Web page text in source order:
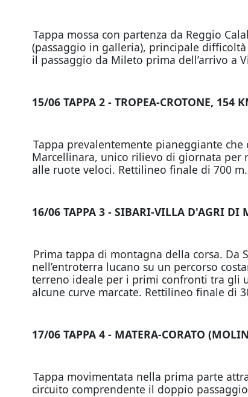
Tappa mossa con partenza da Reggio
(passaggio in galleria), principale
il passaggio da Mileto prima dell’arrivo a
15/06 TAPPA 2 - TROPEA-CROTONE, 154
Tappa prevalentemente pianeggiante
Marcellinara, unico rilievo di giornata per
alle ruote veloci. Rettilineo finale di 700 m.
16/06 TAPPA 3 - SIBARI-VILLA D'AGRI DI
Prima tappa di montagna della corsa. Da
nell’entroterra lucano su un percorso
terreno ideale per i primi confronti tra gli
alcune curve marcate. Rettilineo finale di
17/06 TAPPA 4 - MATERA-CORATO
Tappa movimentata nella prima parte
circuito comprendente il doppio